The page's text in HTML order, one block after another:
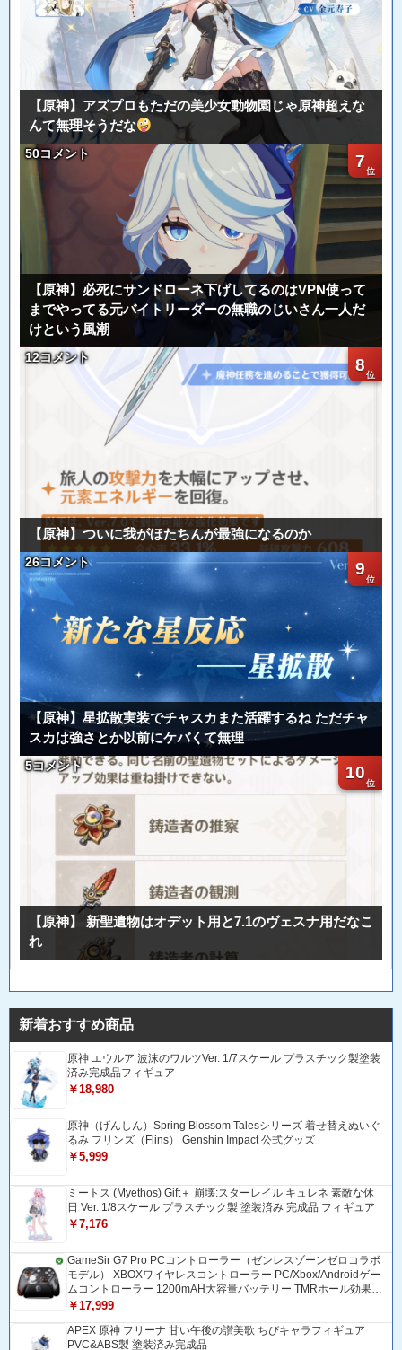
【原神】アズプロもただの美少女動物園じゃ原神超えな
んて無理そうだな
7
50コメント
【原神】必死にサンドローネ下げしてるのはVPN使って
までやってる元バイトリーダーの無職のじいさん一人だ
けという風潮
8
12コメント
【原神】ついに我がほたちんが最強になるのか
9
26コメント
【原神】星拡散実装でチャスカまた活躍するね ただチャ
スカは強さとか以前にケバくて無理
10
5コメント
【原神】 新聖遺物はオデット用と7.1のヴェスナ用だなこ
れ
新着おすすめ商品
原神 エウルア 波沫のワルツVer. 1/7スケール プラスチック製塗装
済み完成品フィギュア
￥18,980
原神（げんしん）Spring Blossom Talesシリーズ 着せ替えぬいぐ
るみ フリンズ（Flins） Genshin Impact 公式グッズ
￥5,999
ミートス (Myethos) Gift＋ 崩壊:スターレイル キュレネ 素敵な休
日 Ver. 1/8スケール プラスチック製 塗装済み 完成品 フィギュア
￥7,176
GameSir G7 Pro PCコントローラー（ゼンレスゾーンゼロコラボ
モデル） XBOXワイヤレスコントローラー PC/Xbox/Androidゲー
ムコントローラー 1200mAH大容量バッテリー TMRホール効果ス
ティック 1000Hzポーリングレート ZZZコントローラー 追加ボタ
面ボタンロック付きゲームパッド 光学式マイクロスイッチABXY
ボダン Bluetooth/USBトングル/有線接続 ドリフト防止
￥17,999
APEX 原神 フリーナ 甘い午後の讃美歌 ちびキャラフィギュア
PVC&ABS製 塗装済み完成品